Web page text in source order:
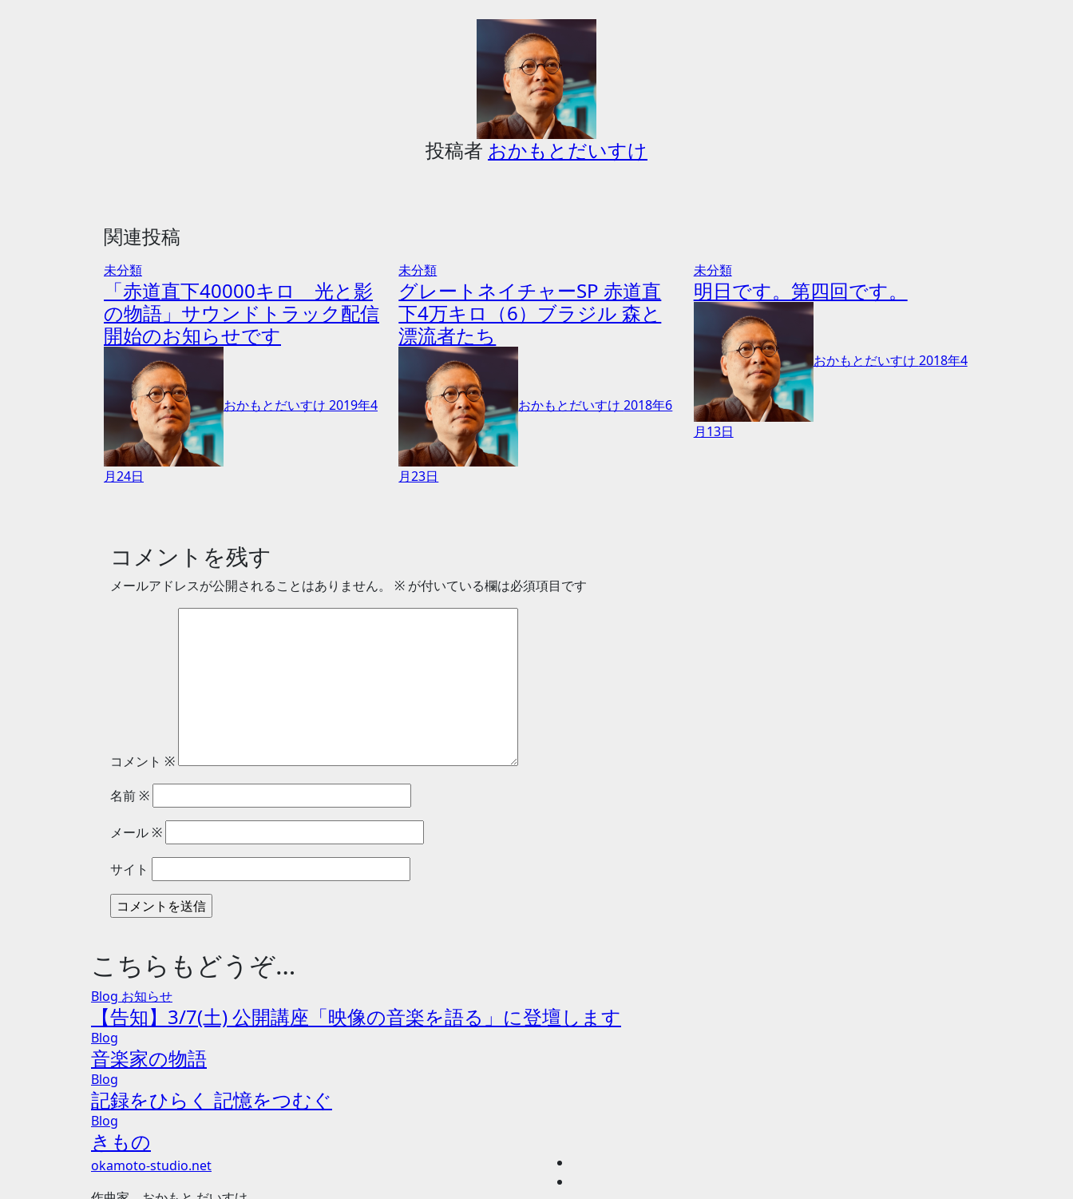
ン
投稿者 おかもとだいすけ
関連投稿
未分類
「赤道直下40000キロ 光と影
の物語」サウンドトラック配信
開始のお知らせです
おかもとだいすけ 2019年4
月24日
未分類
グレートネイチャーSP 赤道直
下4万キロ（6）ブラジル 森と
漂流者たち
おかもとだいすけ2018年6
月23日
未分類
明日です。第四回です。
おかもとだいすけ 2018年4
月13日
コメントを残す
メールアドレスが公開されることはありません。 ※ が付いている欄は必須項目です
コメント ※
名前 ※
メール ※
サイト
こちらもどうぞ…
Blog お知らせ
【告知】3/7(土) 公開講座「映像の音楽を語る」に登壇します
Blog
音楽家の物語
Blog
記録をひらく 記憶をつむぐ
Blog
きもの
okamoto-studio.net